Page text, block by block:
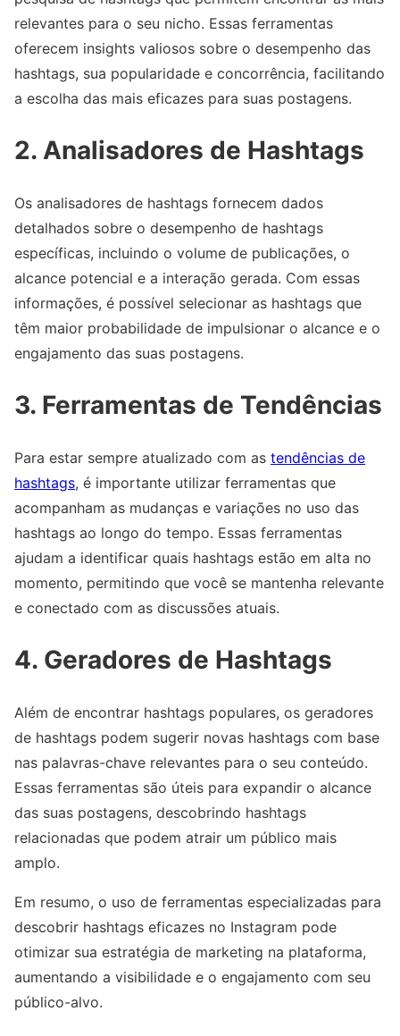
relevantes para o seu nicho. Essas ferramentas
oferecem insights valiosos sobre o desempenho das
hashtags, sua popularidade e concorrência, facilitando
a escolha das mais eficazes para suas postagens.
2. Analisadores de Hashtags
Os analisadores de hashtags fornecem dados
detalhados sobre o desempenho de hashtags
específicas, incluindo o volume de publicações, o
alcance potencial e a interação gerada. Com essas
informações, é possível selecionar as hashtags que
têm maior probabilidade de impulsionar o alcance e o
engajamento das suas postagens.
3. Ferramentas de Tendências
Para estar sempre atualizado com as tendências de
hashtags, é importante utilizar ferramentas que
acompanham as mudanças e variações no uso das
hashtags ao longo do tempo. Essas ferramentas
ajudam a identificar quais hashtags estão em alta no
momento, permitindo que você se mantenha relevante
e conectado com as discussões atuais.
4. Geradores de Hashtags
Além de encontrar hashtags populares, os geradores
de hashtags podem sugerir novas hashtags com base
nas palavras-chave relevantes para o seu conteúdo.
Essas ferramentas são úteis para expandir o alcance
das suas postagens, descobrindo hashtags
relacionadas que podem atrair um público mais
amplo.
Em resumo, o uso de ferramentas especializadas para
descobrir hashtags eficazes no Instagram pode
otimizar sua estratégia de marketing na plataforma,
aumentando a visibilidade e o engajamento com seu
público-alvo.